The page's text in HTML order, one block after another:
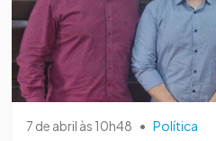
7 de abril às 10h48 • Política